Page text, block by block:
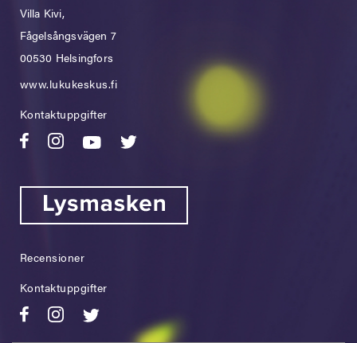
Villa Kivi,
Fågelsångsvägen 7
00530 Helsingfors
www.lukukeskus.fi
Kontaktuppgifter
Recensioner
Kontaktuppgifter